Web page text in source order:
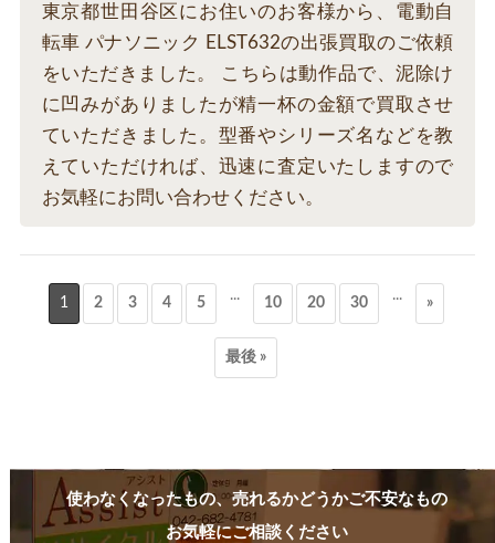
東京都世田谷区にお住いのお客様から、電動自
転車 パナソニック ELST632の出張買取のご依頼
をいただきました。 こちらは動作品で、泥除け
に凹みがありましたが精一杯の金額で買取させ
ていただきました。型番やシリーズ名などを教
えていただければ、迅速に査定いたしますので
お気軽にお問い合わせください。
1 2 3 4 5 ... 10 20 30 ... »
最後 »
使わなくなったもの、売れるかどうかご不安なもの
お気軽にご相談ください